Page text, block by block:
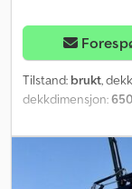
Tilstand: brukt,
dekkdimensjon: